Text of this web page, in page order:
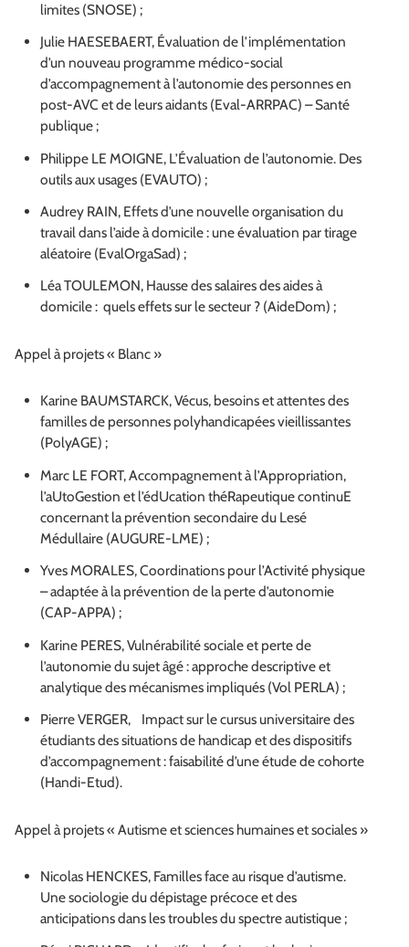
limites (SNOSE) ;
Julie HAESEBAERT, Évaluation de l’implémentation
d’un nouveau programme médico-social
d’accompagnement à l’autonomie des personnes en
post-AVC et de leurs aidants (Eval-ARRPAC) – Santé
publique ;
Philippe LE MOIGNE, L’Évaluation de l’autonomie. Des
outils aux usages (EVAUTO) ;
Audrey RAIN, Effets d’une nouvelle organisation du
travail dans l’aide à domicile : une évaluation par tirage
aléatoire (EvalOrgaSad) ;
Léa TOULEMON, Hausse des salaires des aides à
domicile : quels effets sur le secteur ? (AideDom) ;
Appel à projets « Blanc »
Karine BAUMSTARCK, Vécus, besoins et attentes des
familles de personnes polyhandicapées vieillissantes
(PolyAGE) ;
Marc LE FORT, Accompagnement à l’Appropriation,
l’aUtoGestion et l’édUcation théRapeutique continuE
concernant la prévention secondaire du Lesé
Médullaire (AUGURE-LME) ;
Yves MORALES, Coordinations pour l’Activité physique
– adaptée à la prévention de la perte d’autonomie
(CAP-APPA) ;
Karine PERES, Vulnérabilité sociale et perte de
l’autonomie du sujet âgé : approche descriptive et
analytique des mécanismes impliqués (Vol PERLA) ;
Pierre VERGER, Impact sur le cursus universitaire des
étudiants des situations de handicap et des dispositifs
d’accompagnement : faisabilité d’une étude de cohorte
(Handi-Etud).
Appel à projets « Autisme et sciences humaines et sociales »
Nicolas HENCKES, Familles face au risque d’autisme.
Une sociologie du dépistage précoce et des
anticipations dans les troubles du spectre autistique ;